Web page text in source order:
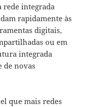
rede integrada
rapidamente às
digitais,
ou em
integrada
de novas
que mais redes